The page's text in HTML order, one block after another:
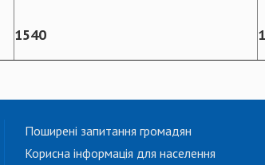
1540
Поширені запитання громадян
Корисна інформація для населення